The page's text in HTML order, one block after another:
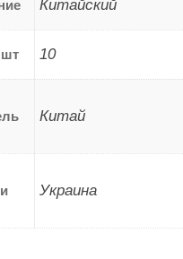
Китайский
шт 10
Китай
Украина